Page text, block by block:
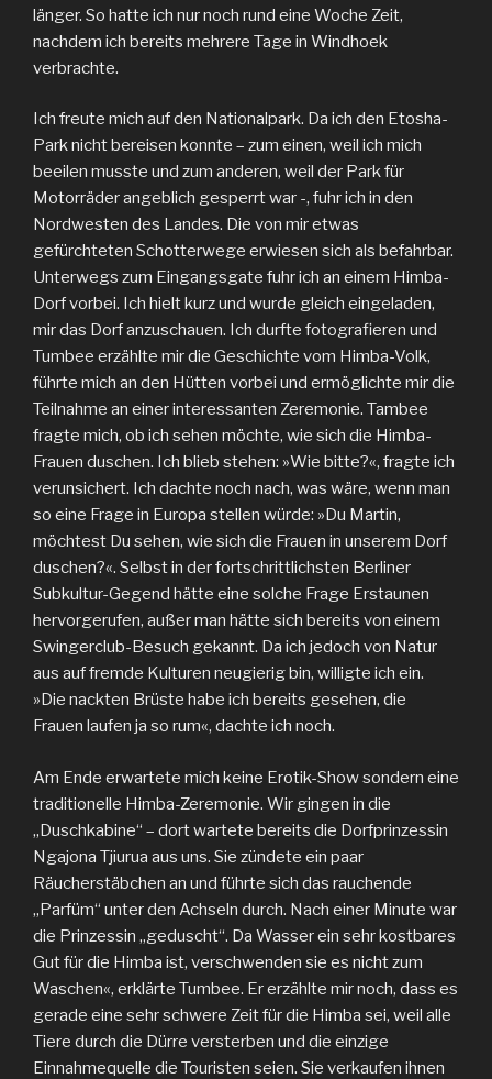
länger. So hatte ich nur noch rund eine Woche Zeit,
nachdem ich bereits mehrere Tage in Windhoek
verbrachte.
Ich freute mich auf den Nationalpark. Da ich den Etosha-
Park nicht bereisen konnte – zum einen, weil ich mich
beeilen musste und zum anderen, weil der Park für
Motorräder angeblich gesperrt war -, fuhr ich in den
Nordwesten des Landes. Die von mir etwas
gefürchteten Schotterwege erwiesen sich als befahrbar.
Unterwegs zum Eingangsgate fuhr ich an einem Himba-
Dorf vorbei. Ich hielt kurz und wurde gleich eingeladen,
mir das Dorf anzuschauen. Ich durfte fotografieren und
Tumbee erzählte mir die Geschichte vom Himba-Volk,
führte mich an den Hütten vorbei und ermöglichte mir die
Teilnahme an einer interessanten Zeremonie. Tambee
fragte mich, ob ich sehen möchte, wie sich die Himba-
Frauen duschen. Ich blieb stehen: »Wie bitte?«, fragte ich
verunsichert. Ich dachte noch nach, was wäre, wenn man
so eine Frage in Europa stellen würde: »Du Martin,
möchtest Du sehen, wie sich die Frauen in unserem Dorf
duschen?«. Selbst in der fortschrittlichsten Berliner
Subkultur-Gegend hätte eine solche Frage Erstaunen
hervorgerufen, außer man hätte sich bereits von einem
Swingerclub-Besuch gekannt. Da ich jedoch von Natur
aus auf fremde Kulturen neugierig bin, willigte ich ein.
»Die nackten Brüste habe ich bereits gesehen, die
Frauen laufen ja so rum«, dachte ich noch.
Am Ende erwartete mich keine Erotik-Show sondern eine
traditionelle Himba-Zeremonie. Wir gingen in die
„Duschkabine“ – dort wartete bereits die Dorfprinzessin
Ngajona Tjiurua aus uns. Sie zündete ein paar
Räucherstäbchen an und führte sich das rauchende
„Parfüm“ unter den Achseln durch. Nach einer Minute war
die Prinzessin „geduscht“. Da Wasser ein sehr kostbares
Gut für die Himba ist, verschwenden sie es nicht zum
Waschen«, erklärte Tumbee. Er erzählte mir noch, dass es
gerade eine sehr schwere Zeit für die Himba sei, weil alle
Tiere durch die Dürre versterben und die einzige
Einnahmequelle die Touristen seien. Sie verkaufen ihnen